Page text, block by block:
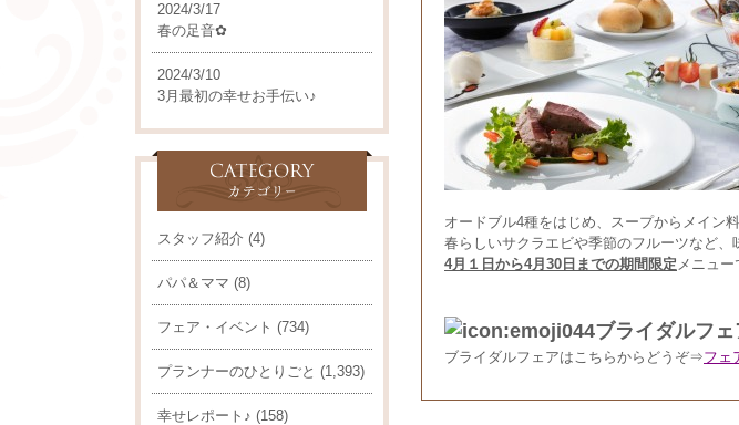
2024/3/17
春の足音✿
2024/3/10
3月最初の幸せお手伝い♪
スタッフ紹介 (4)
パパ＆ママ (8)
フェア・イベント (734)
プランナーのひとりごと (1,393)
幸せレポート♪ (158)
オードブル4種をはじめ、スープからメイン
春らしいサクラエビや季節のフルーツなど、
4月１日から4月30日までの期間限定 メニュ
ブライダルフ
ブライダルフェアはこちらからどうぞ⇒フェ